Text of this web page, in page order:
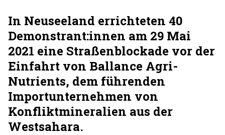
In Neuseeland errichteten 40
Demonstrant:innen am 29 Mai
2021 eine Straßenblockade vor der
Einfahrt von Ballance Agri-
Nutrients, dem führenden
Importunternehmen von
Konfliktmineralien aus der
Westsahara.